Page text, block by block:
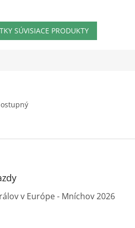
SÚVISIACE PRODUKTY
v Európe - Mníchov 2026